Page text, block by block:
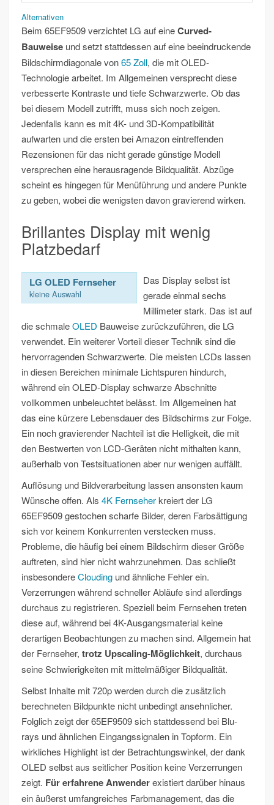
Alternativen
Beim 65EF9509 verzichtet LG auf eineCurved-
Bauweise und setzt stattdessen auf eine beeindruckende
Bildschirmdiagonale von65 Zoll, die mit OLED-
Technologie arbeitet. Im Allgemeinen versprecht diese
verbesserte Kontraste und tiefe Schwarzwerte. Ob das
bei diesem Modell zutrifft, muss sich noch zeigen.
Jedenfalls kann es mit 4K- und 3D-Kompatibilität
aufwarten und die ersten bei Amazon eintreffenden
Rezensionen für das nicht gerade günstige Modell
versprechen eine herausragende Bildqualität. Abzüge
scheint es hingegen für Menüführung und andere Punkte
zu geben, wobei die wenigsten davon gravierend wirken.
Brillantes Display mit wenig
Platzbedarf
LG OLED Fernseher
kleine Auswahl
Das Display selbst ist
gerade einmal sechs
Millimeter stark. Das ist auf
die schmaleOLED Bauweise zurückzuführen, die LG
verwendet. Ein weiterer Vorteil dieser Technik sind die
hervorragenden Schwarzwerte. Die meisten LCDs lassen
in diesen Bereichen minimale Lichtspuren hindurch,
während ein OLED-Display schwarze Abschnitte
vollkommen unbeleuchtet belässt. Im Allgemeinen hat
das eine kürzere Lebensdauer des Bildschirms zur Folge.
Ein noch gravierender Nachteil ist die Helligkeit, die mit
den Bestwerten von LCD-Geräten nicht mithalten kann,
außerhalb von Testsituationen aber nur wenigen auffällt.
Auflösung und Bildverarbeitung lassen ansonsten kaum
Wünsche offen. Als 4K Fernseherkreiert der LG
65EF9509 gestochen scharfe Bilder, deren Farbsättigung
sich vor keinem Konkurrenten verstecken muss.
Probleme, die häufig bei einem Bildschirm dieser Größe
auftreten, sind hier nicht wahrzunehmen. Das schließt
insbesondereClouding und ähnliche Fehler ein.
Verzerrungen während schneller Abläufe sind allerdings
durchaus zu registrieren. Speziell beim Fernsehen treten
diese auf, während bei 4K-Ausgangsmaterial keine
derartigen Beobachtungen zu machen sind. Allgemein hat
der Fernseher, trotz Upscaling-Möglichkeit, durchaus
seine Schwierigkeiten mit mittelmäßiger Bildqualität.
Selbst Inhalte mit 720p werden durch die zusätzlich
berechneten Bildpunkte nicht unbedingt ansehnlicher.
Folglich zeigt der 65EF9509 sich stattdessend bei Blu-
rays und ähnlichen Eingangssignalen in Topform. Ein
wirkliches Highlight ist der Betrachtungswinkel, der dank
OLED selbst aus seitlicher Position keine Verzerrungen
zeigt. Für erfahrene Anwenderexistiert darüber hinaus
ein äußerst umfangreiches Farbmanagement, das die